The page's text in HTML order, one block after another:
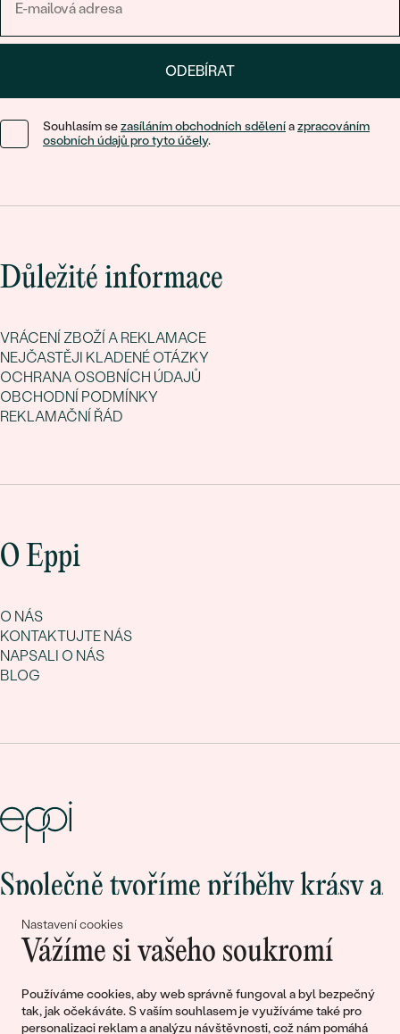
Nastavení cookies
Vážíme si vašeho soukromí
Používáme cookies, aby web správně fungoval a byl bezpečný
tak, jak očekáváte. S vaším souhlasem je využíváme také pro
personalizaci reklam a analýzu návštěvnosti, což nám pomáhá
ODEBÍRAT
Souhlasím sezasíláním obchodních sděleníazpracováním
osobních údajů pro tyto účely.
Důležité informace
VRÁCENÍ ZBOŽÍ A REKLAMACE
NEJČASTĚJI KLADENÉ OTÁZKY
OCHRANA OSOBNÍCH ÚDAJŮ
OBCHODNÍ PODMÍNKY
REKLAMAČNÍ ŘÁD
O Eppi
O NÁS
KONTAKTUJTE NÁS
NAPSALI O NÁS
BLOG
Společně tvoříme příběhy krásy a
lásky